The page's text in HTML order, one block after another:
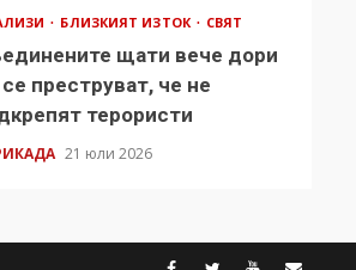
БЛИЗКИЯТ ИЗТОК СВЯТ
щати вече дори
преструват, че не
терористи
21 юли 2026